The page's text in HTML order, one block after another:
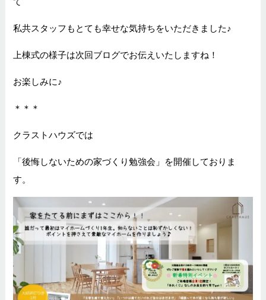
私共スタッフもとても幸せな気持ちをいただきました♪
上棟式の様子は次回ブログでお伝えいたしますね！
お楽しみに♪
＊＊＊
クラストハウズでは
「後悔しないための家づくり勉強会」を開催しておりま
す。